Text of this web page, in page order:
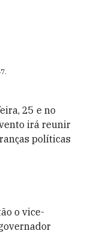
.
25 e no
irá reunir
políticas
o vice-